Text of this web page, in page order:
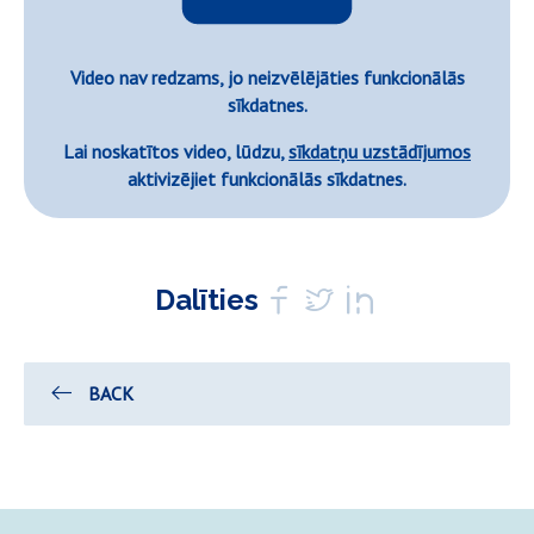
Video nav redzams, jo neizvēlējāties funkcionālās
sīkdatnes.
Lai noskatītos video, lūdzu,sīkdatņu uzstādījumos
aktivizējiet funkcionālās sīkdatnes.
Dalīties
BACK